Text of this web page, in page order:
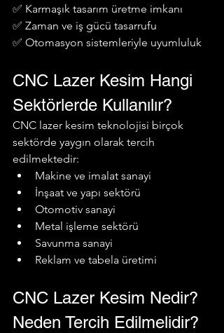
✅ Karmaşık tasarım üretme imkanı
✅ Zaman ve iş gücü tasarrufu
✅ Otomasyon sistemleriyle uyumluluk
CNC Lazer Kesim Hangi
Sektörlerde Kullanılır?
CNC lazer kesim teknolojisi birçok
sektörde yaygın olarak tercih
edilmektedir:
Makine ve imalat sanayi
İnşaat ve yapı sektörü
Otomotiv sanayi
Metal işleme sektörü
Savunma sanayi
Reklam ve tabela üretimi
CNC Lazer Kesim Nedir?
Neden Tercih Edilmelidir?